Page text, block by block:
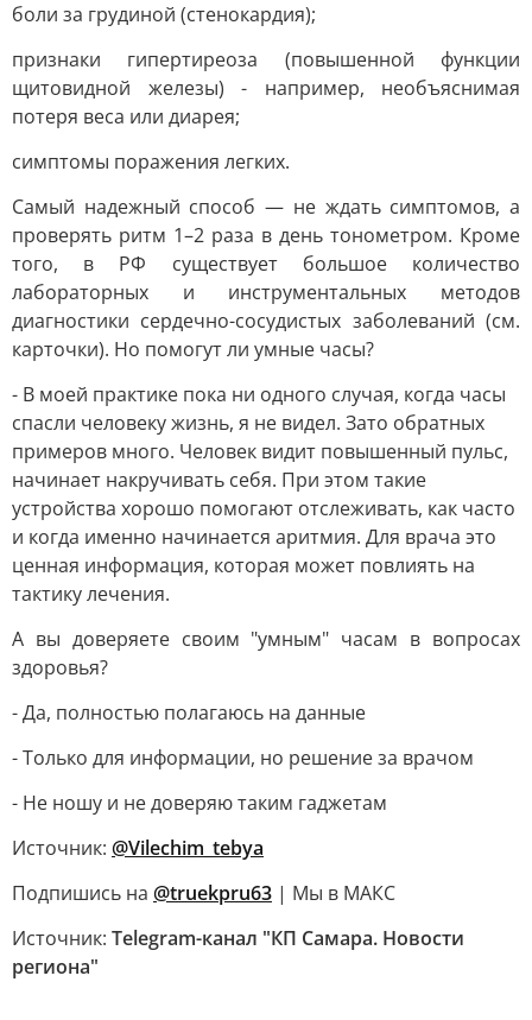
боли за грудиной (стенокардия);
признаки гипертиреоза (повышенной функции
щитовидной железы) - например, необъяснимая
потеря веса или диарея;
симптомы поражения легких.
Самый надежный способ — не ждать симптомов, а
проверять ритм 1–2 раза в день тонометром. Кроме
того, в РФ существует большое количество
лабораторных и инструментальных методов
диагностики сердечно-сосудистых заболеваний (см.
карточки). Но помогут ли умные часы?
- В моей практике пока ни одного случая, когда часы
спасли человеку жизнь, я не видел. Зато обратных
примеров много. Человек видит повышенный пульс,
начинает накручивать себя. При этом такие
устройства хорошо помогают отслеживать, как часто
и когда именно начинается аритмия. Для врача это
ценная информация, которая может повлиять на
тактику лечения.
А вы доверяете своим "умным" часам в вопросах
здоровья?
- Да, полностью полагаюсь на данные
- Только для информации, но решение за врачом
- Не ношу и не доверяю таким гаджетам
Источник: @Vilechim_tebya
Подпишись на @truekpru63 | Мы в МАКС
Источник: Telegram-канал "КП Самара. Новости
региона"